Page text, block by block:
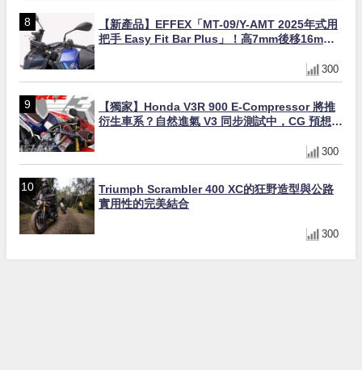
【新產品】EFFEX「MT-09/Y-AMT 2025年式用
把手 Easy Fit Bar Plus」！高7mm後移16mm
300
【獨家】Honda V3R 900 E-Compressor 將推
衍生車系？自然進氣 V3 同步測試中，CG 預想曝
300
Triumph Scrambler 400 XC的狂野造型與公路
實用性的完美結合
300